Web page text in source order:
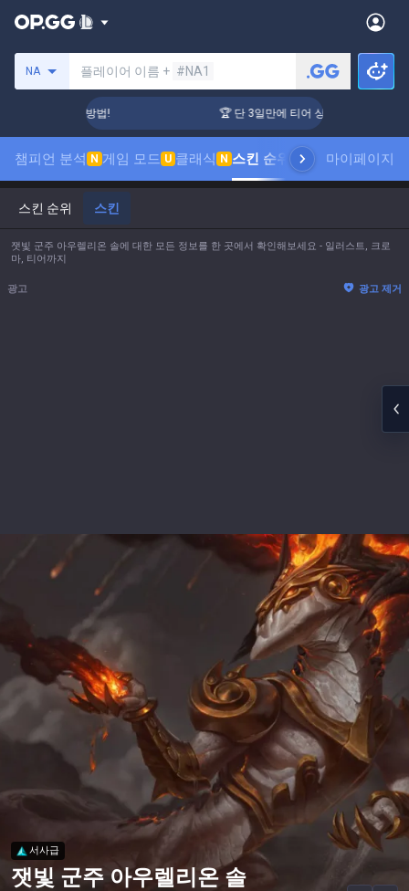
NA 플레이어 이름 + #NA1
상승 하는 방법! 🏆 단 3일만에 티어 상승 하는 방법!
챔피언 분석 N 게임 모드 U 클래식 N 스킨 순위랭킹 프로 관전통계
마이페이지
스킨 순위 스킨
잿빛 군주 아우렐리온 솔에 대한 모든 정보를 한 곳에서 확인해보세요 - 일러스트, 크로
마, 티어까지
광고 광고 제거
서사급
잿빛 군주 아우렐리온 솔